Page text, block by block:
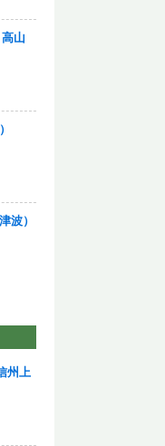
山
波）
州上